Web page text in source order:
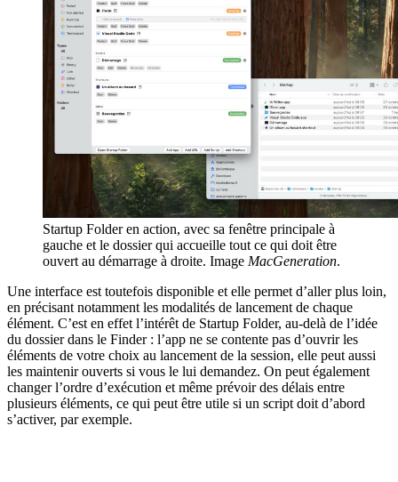
Startup Folder en action, avec sa fenêtre principale à
gauche et le dossier qui accueille tout ce qui doit être
ouvert au démarrage à droite. Image MacGeneration.
Une interface est toutefois disponible et elle permet d’aller plus loin,
en précisant notamment les modalités de lancement de chaque
élément. C’est en effet l’intérêt de Startup Folder, au-delà de l’idée
du dossier dans le Finder : l’app ne se contente pas d’ouvrir les
éléments de votre choix au lancement de la session, elle peut aussi
les maintenir ouverts si vous le lui demandez. On peut également
changer l’ordre d’exécution et même prévoir des délais entre
plusieurs éléments, ce qui peut être utile si un script doit d’abord
s’activer, par exemple.